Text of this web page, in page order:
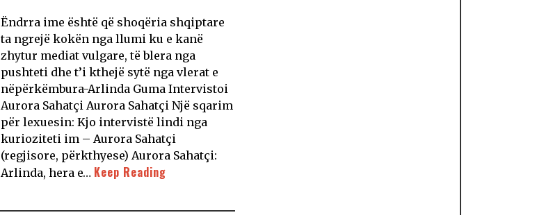
Ëndrra ime është që shoqëria shqiptare
ta ngrejë kokën nga llumi ku e kanë
zhytur mediat vulgare, të blera nga
pushteti dhe t’i kthejë sytë nga vlerat e
nëpërkëmbura-Arlinda Guma Intervistoi
Aurora Sahatçi Aurora Sahatçi Një sqarim
për lexuesin: Kjo intervistë lindi nga
kurioziteti im – Aurora Sahatçi
(regjisore, përkthyese) Aurora Sahatçi:
Arlinda, hera e… Keep Reading